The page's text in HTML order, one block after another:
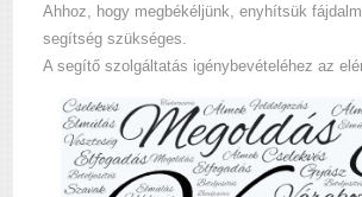
Ahhoz, hogy megbékéljünk, enyhítsük
segítség szükséges.
A segítő szolgáltatás igénybevételéhez az